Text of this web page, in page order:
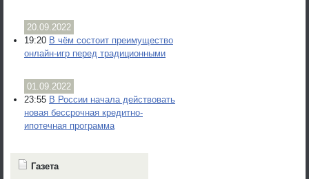
20.09.2022
19:20 В чём состоит преимущество
онлайн-игр перед традиционными
01.09.2022
23:55 В России начала действовать
новая бессрочная кредитно-
ипотечная программа
Газета